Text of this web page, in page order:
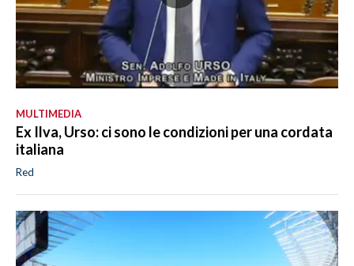
MULTIMEDIA
Ex Ilva, Urso: ci sono le condizioni per una cordata
italiana
Red